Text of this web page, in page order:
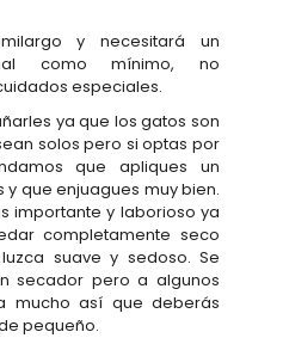
y necesitará un
como mínimo, no
especiales.
ya que los gatos son
solos pero si optas por
que apliques un
que enjuagues muy bien.
importante y laborioso ya
completamente seco
suave y sedoso. Se
secador pero a algunos
mucho así que deberás
pequeño.